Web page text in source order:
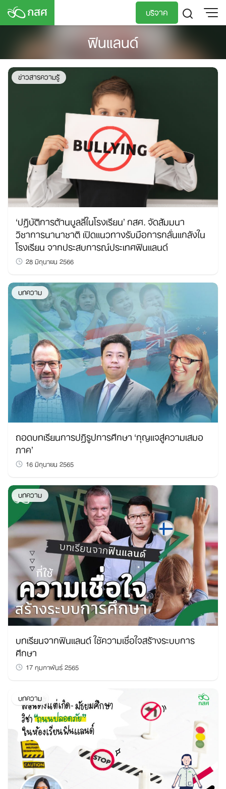
Skip
content
บริจาค
TH
ฟินแลนด์
ข่าวสารความรู้
‘ปฏิบัติการต้านบูลลี่ในโรงเรียน’ กสศ. จัดสัมมนา
วิชาการนานาชาติ เปิดแนวทางรับมือการกลั่นแกล้งใน
โรงเรียน จากประสบการณ์ประเทศฟินแลนด์
28 มิถุนายน 2566
บทความ
ถอดบทเรียนการปฏิรูปการศึกษา ‘กุญแจสู่ความเสมอ
ภาค’
16 มิถุนายน 2565
บทความ
บทเรียนจากฟินแลนด์ ใช้ความเชื่อใจสร้างระบบการ
ศึกษา
17 กุมภาพันธ์ 2565
บทความ